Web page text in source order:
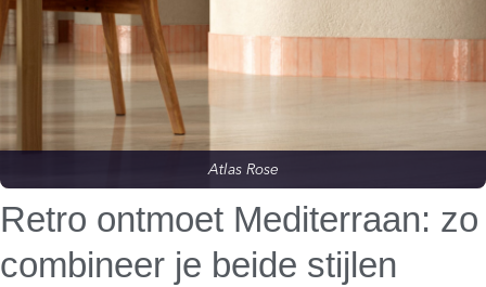
Atlas Rose
Retro ontmoet Mediterraan: zo
combineer je beide stijlen